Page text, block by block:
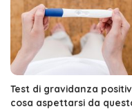
Test di gravidanza
cosa aspettarsi da